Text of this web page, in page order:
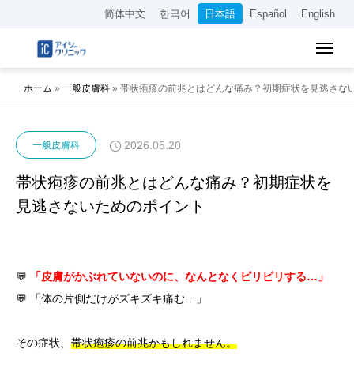
简体中文 한국어 日本語 Español English
ホーム » 一般皮膚科 » 帯状疱疹の前兆とはどんな痛み？初期症状を見逃さな
一般皮膚科 2026.05.20
帯状疱疹の前兆とはどんな痛み？初期症状を
見逃さないためのポイント
💬
「皮膚がかぶれていないのに、なんとなくピリピリする…」
💬 「体の片側だけがズキズキ痛む…」
その症状、 帯状疱疹の前兆かもしれません。